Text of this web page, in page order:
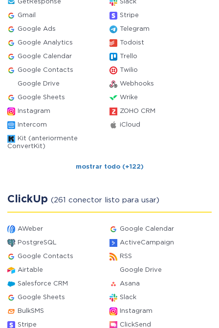
GetResponse Slack
Gmail Stripe
Google Ads Telegram
Google Analytics Todoist
Google Calendar Trello
Google Contacts Twilio
Google Drive Webhooks
Google Sheets Wrike
Instagram ZOHO CRM
Intercom iCloud
Kit (anteriormente
ConvertKit)
mostrar todo (+122)
ClickUp (261 conector listo para usar)
AWeber Google Calendar
PostgreSQL ActiveCampaign
Google Contacts RSS
Airtable Google Drive
Salesforce CRM Asana
Google Sheets Slack
BulkSMS Instagram
Stripe ClickSend